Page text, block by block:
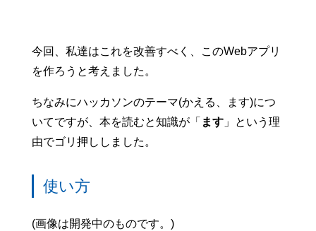
今回、私達はこれを改善すべく、このWebアプリ
を作ろうと考えました。
ちなみにハッカソンのテーマ(かえる、ます)につ
いてですが、本を読むと知識が「 ます」という理
由でゴリ押ししました。
使い方
(画像は開発中のものです。)